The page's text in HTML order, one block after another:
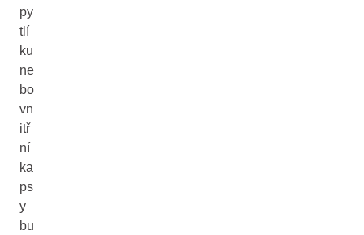
py
tlí
ku
ne
bo
vn
itř
ní
ka
ps
y
bu